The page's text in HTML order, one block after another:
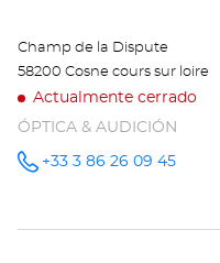
Champ de la Dispute
58200 Cosne cours sur loire
Actualmente cerrado
ÓPTICA & AUDICIÓN
número
+33 3 86 26 09 45